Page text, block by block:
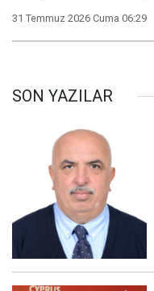
31 Temmuz 2026 Cuma 06:29
SON YAZILAR